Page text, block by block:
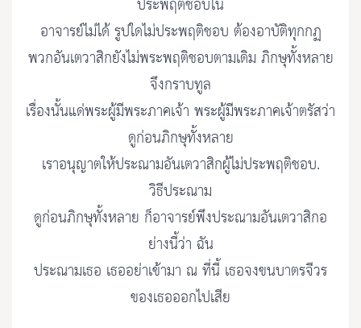
ประพฤติชอบใน
อาจารย์ไม่ได้ รูปใดไม่ประพฤติชอบ ต้องอาบัติทุกกฏ
พวกอันเตวาสิกยังไม่พระพฤติชอบตามเดิม ภิกษุทั้งหลาย
จึงกราบทูล
เรื่องนั้นแด่พระผู้มีพระภาคเจ้า พระผู้มีพระภาคเจ้าตรัสว่า
ดูก่อนภิกษุทั้งหลาย
เราอนุญาตให้ประณามอันเตวาสิกผู้ไม่ประพฤติชอบ.
วิธีประณาม
ดูก่อนภิกษุทั้งหลาย ก็อาจารย์พึงประณามอันเตวาสิกอ
ย่างนี้ว่า ฉัน
ประณามเธอ เธออย่าเข้ามา ณ ที่นี้ เธอจงขนบาตรจีวร
ของเธอออกไปเสีย